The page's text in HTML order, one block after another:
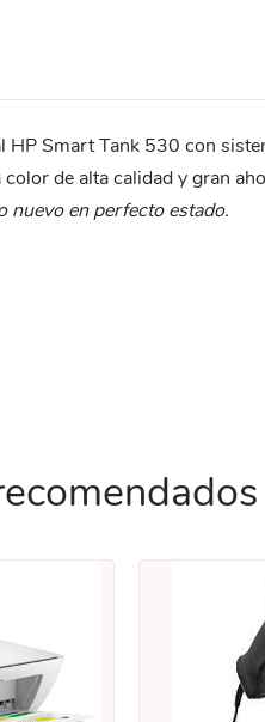
Smart Tank 530 con
de alta calidad y gran
nuevo en perfecto estado.